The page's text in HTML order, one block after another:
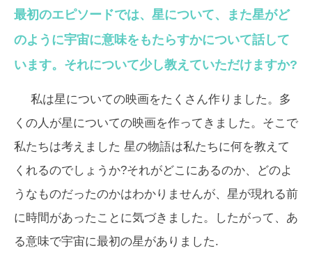
最初のエピソードでは、星について、また星がど
のように宇宙に意味をもたらすかについて話して
います。それについて少し教えていただけますか?
私は星についての映画をたくさん作りました。多
くの人が星についての映画を作ってきました。そこで
私たちは考えました 星の物語は私たちに何を教えて
くれるのでしょうか?それがどこにあるのか、どのよ
うなものだったのかはわかりませんが、星が現れる前
に時間があったことに気づきました。したがって、あ
る意味で宇宙に最初の星がありました.